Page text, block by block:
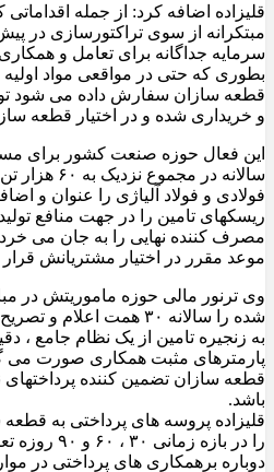
قلیزاده اضافه کرد: از جمله
مبتکرانه از سوی تراکتورسازی در
سرمایه جداگانه برای تعامل و
بطوری که حتی در مواقعی مواد
قطعه سازان سفارش داده می شود
و خریداری شده و در اختیار قطعه
این فعال حوزه صنعت کشور برای
سالانه در
فولادی و فولاد آلیاژی را عنوان و
ریسکهای تامین را در جهت منافع
مصرف کننده نهایی را به جان می
موعد مقرر در اختیار مشتریانش قرار
وی ترنور مالی حوزه ماموریتش در
شده را سالانه ۳۰ همت
به زنجیره تامین از یک نظام جامع ،
پارمترهای مثبت همکاری صورت می
قطعه سازان تضمین کننده پرداختهای
باشد.
قلیزاده پروسه های پرداختی به قطعه
را در بازه
دوباره برهمکاری های پرداختی در